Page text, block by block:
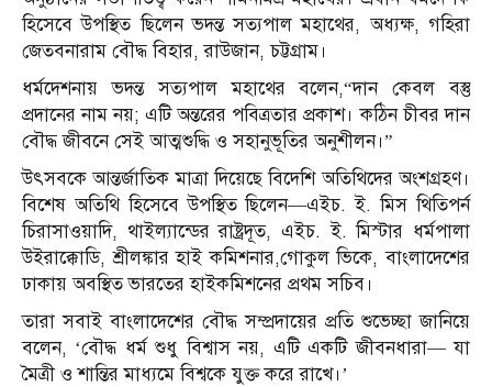
হিসেবে উপস্থিত ছিলেন ভদন্ত সত্যপাল মহাথের, অধ্যক্ষ, গহিরা
জেতবনারাম বৌদ্ধ বিহার, রাউজান, চট্টগ্রাম।
ধর্মদেশনায় ভদন্ত সত্যপাল মহাথের বলেন,“দান কেবল বস্তু
প্রদানের নাম নয়; এটি অন্তরের পবিত্রতার প্রকাশ। কঠিন চীবর দান
বৌদ্ধ জীবনে সেই আত্মশুদ্ধি ও সহানুভূতির অনুশীলন।”
উৎসবকে আন্তর্জাতিক মাত্রা দিয়েছে বিদেশি অতিথিদের অংশগ্রহণ।
বিশেষ অতিথি হিসেবে উপস্থিত ছিলেন—এইচ. ই. মিস থিতিপর্ন
চিরাসাওয়াদি, থাইল্যান্ডের রাষ্ট্রদূত, এইচ. ই. মিস্টার ধর্মপালা
উইরাক্কোডি, শ্রীলঙ্কার হাই কমিশনার,গোকুল ভিকে, বাংলাদেশের
ঢাকায় অবস্থিত ভারতের হাইকমিশনের প্রথম সচিব।
তারা সবাই বাংলাদেশের বৌদ্ধ সম্প্রদায়ের প্রতি শুভেচ্ছা জানিয়ে
বলেন, ‘বৌদ্ধ ধর্ম শুধু বিশ্বাস নয়, এটি একটি জীবনধারা— যা
মৈত্রী ও শান্তির মাধ্যমে বিশ্বকে যুক্ত করে রাখে।’